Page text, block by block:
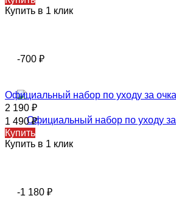
Купить в 1 клик
-700 ₽
Официальный набор по уходу за
2 190 ₽
1 490₽
Купить
Купить в 1 клик
-1 180 ₽